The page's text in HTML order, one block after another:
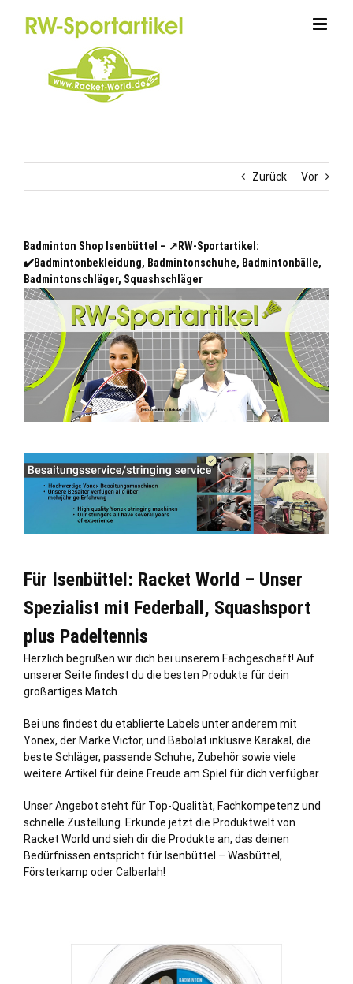
Zurück Vor
Badminton Shop Isenbüttel – ↗️RW-Sportartikel:
✔️Badmintonbekleidung, Badmintonschuhe, Badmintonbälle,
Badmintonschläger, Squashschläger
Für Isenbüttel: Racket World – Unser
Spezialist mit Federball, Squashsport
plus Padeltennis
Herzlich begrüßen wir dich bei unserem Fachgeschäft! Auf
unserer Seite findest du die besten Produkte für dein
großartiges Match.
Bei uns findest du etablierte Labels unter anderem mit
Yonex, der Marke Victor, und Babolat inklusive Karakal, die
beste Schläger, passende Schuhe, Zubehör sowie viele
weitere Artikel für deine Freude am Spiel für dich verfügbar.
Unser Angebot steht für Top-Qualität, Fachkompetenz und
schnelle Zustellung. Erkunde jetzt die Produktwelt von
Racket World und sieh dir die Produkte an, das deinen
Bedürfnissen entspricht für Isenbüttel – Wasbüttel,
Försterkamp oderCalberlah!